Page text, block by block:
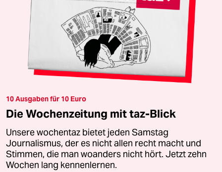
10 Ausgaben für 10 Euro
Die Wochenzeitung mit taz-Blick
Unsere wochentaz bietet jeden Samstag
Journalismus, der es nicht allen recht macht und
Stimmen, die man woanders nicht hört. Jetzt zehn
Wochen lang kennenlernen.